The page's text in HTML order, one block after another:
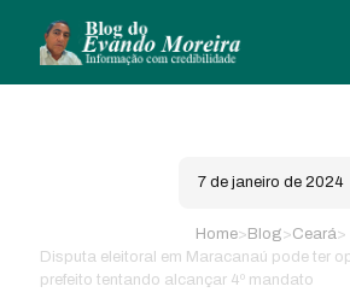
7 de janeiro de 2024
Home> Blog>Ceará>
Disputa eleitoral em Maracanaú pode ter
prefeito tentando alcançar 4º mandato